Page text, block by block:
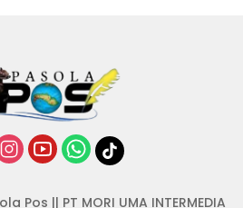
Pos || PT MORI UMA INTERMEDIA